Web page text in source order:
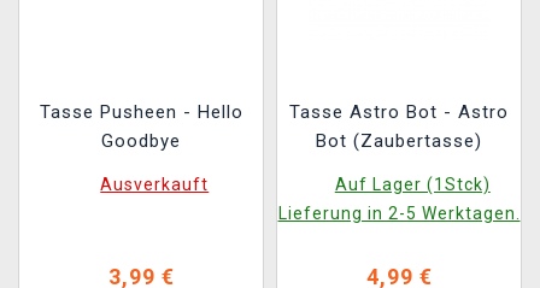
Tasse Pusheen - Hello
Goodbye
Ausverkauft
3,99 €
Tasse Astro Bot - Astro
Bot (Zaubertasse)
Auf Lager (1Stck)
Lieferung in 2-5 Werktagen.
4,99 €